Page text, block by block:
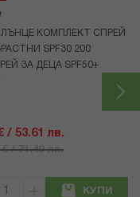
КОМПЛЕКТ СПРЕЙ
SPF30 200
ЗА ДЕЦА SPF50+
/ 53.61 лв.
€ / 71.49 лв.
КУПИ